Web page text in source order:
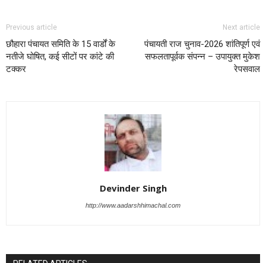
Previous article
छौहारा पंचायत समिति के 15 वार्डों के
नतीजे घोषित, कई सीटों पर कांटे की
टक्कर
Next article
पंचायती राज चुनाव-2026 शांतिपूर्ण एवं
सफलतापूर्वक संपन्न – उपायुक्त मुकेश
रेपसवाल
Devinder Singh
http://www.aadarshhimachal.com